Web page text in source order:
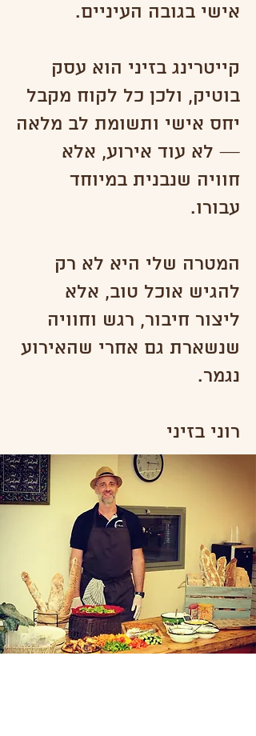
אישי בגובה העיניים.
קייטרינג בזיני הוא עסק
בוטיק, ולכן כל לקוח מקבל
יחס אישי ותשומת לב מלאה
— לא עוד אירוע, אלא
חוויה שנבנית במיוחד
עבורו.
המטרה שלי היא לא רק
להגיש אוכל טוב, אלא
ליצור חיבור, רגש וחוויה
שנשארת גם אחרי שהאירוע
נגמר.
רוני בזיני